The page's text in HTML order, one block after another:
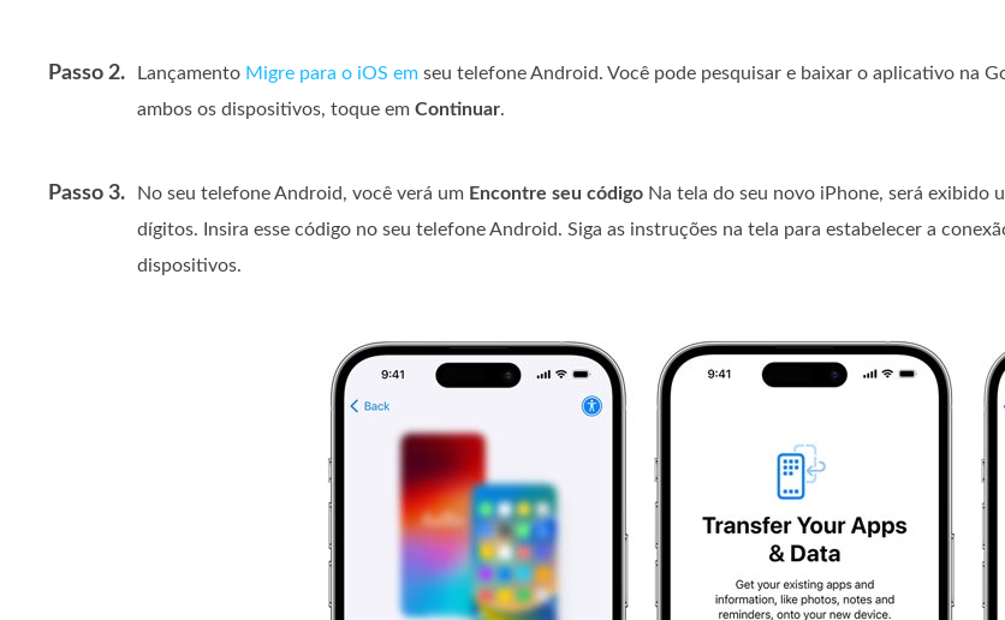
Passo 2. Lançamento Migre para o iOS em seu telefone Android. Você pode pesquisar e baixar o aplicativo na
ambos os dispositivos, toque em Continuar.
Passo 3. No seu telefone Android, você verá um Encontre seu código Na tela do seu novo iPhone, será exibido
dígitos. Insira esse código no seu telefone Android. Siga as instruções na tela para estabelecer a
dispositivos.